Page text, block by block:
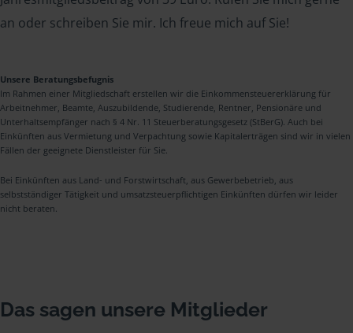
an oder schreiben Sie mir. Ich freue mich auf Sie!
Unsere Beratungsbefugnis
Im Rahmen einer Mitgliedschaft erstellen wir die Einkommensteuererklärung für
Arbeitnehmer, Beamte, Auszubildende, Studierende, Rentner, Pensionäre und
Unterhaltsempfänger nach § 4 Nr. 11 Steuerberatungsgesetz (StBerG). Auch bei
Einkünften aus Vermietung und Verpachtung sowie Kapitalerträgen sind wir in vielen
Fällen der geeignete Dienstleister für Sie.
Bei Einkünften aus Land- und Forstwirtschaft, aus Gewerbebetrieb, aus
selbstständiger Tätigkeit und umsatzsteuerpflichtigen Einkünften dürfen wir leider
nicht beraten.
Das sagen unsere Mitglieder